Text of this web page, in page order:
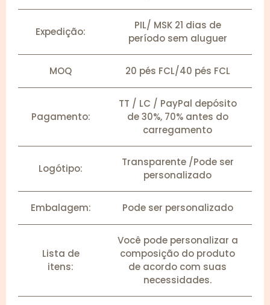
Expedição:
PIL/ MSK 21 dias de
período sem aluguer
MOQ 20 pés FCL/40 pés FCL
Pagamento:
TT / LC / PayPal depósito
de 30%, 70% antes do
carregamento
Logótipo:
Transparente /Pode ser
personalizado
Embalagem: Pode ser personalizado
Lista de
itens:
Você pode personalizar a
composição do produto
de acordo com suas
necessidades.